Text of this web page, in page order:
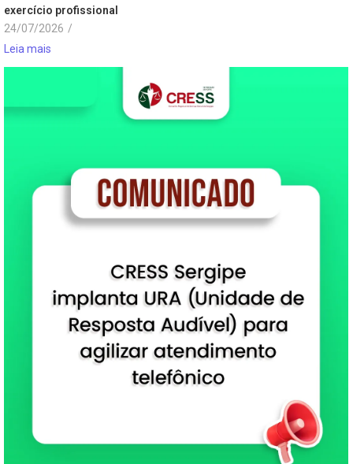
exercício profissional
24/07/2026 /
Leia mais